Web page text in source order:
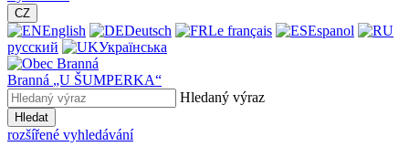
CZ
English Deutsch Le français
Espanol
русский
Українська
Branná „U ŠUMPERKA“
Hledaný výraz
Hledat
rozšířené vyhledávání